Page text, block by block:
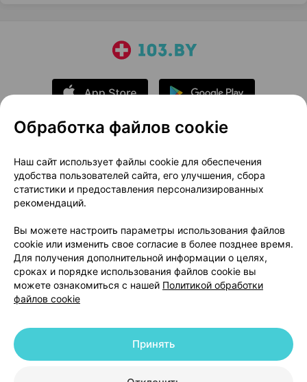
О проекте
Новости проекта
Размещение рекламы
Медицинский маркетинг
Публичный договор
Доставка
Способы оплаты
Вакансии
Партнеры
Написать руководителю 103.by
Написать в поддержку
Персональные настройки Cookie
© 2026 ООО «Артокс Лаб», УНП 191700409 | 220012, Республика Беларусь,
+375 291212755
Обработка файлов cookie
Наш сайт использует файлы cookie для обеспечения
удобства пользователей сайта, его улучшения, сбора
статистики и предоставления персонализированных
рекомендаций.
Вы можете настроить параметры использования файлов
cookie или изменить свое согласие в более позднее время.
Для получения дополнительной информации о целях,
сроках и порядке использования файлов cookie вы
можете ознакомиться с нашей Политикой обработки
файлов cookie
Принять